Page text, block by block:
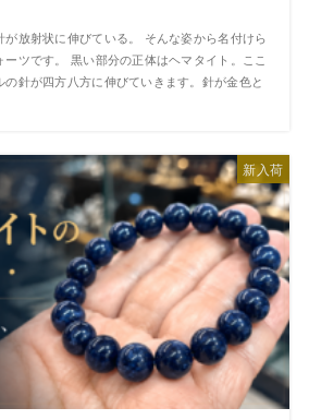
放射状に伸びている。 そんな姿から名付けら
ツです。 黒い部分の正体はヘマタイト。ここ
針が四方八方に伸びていきます。針が金色と
新入荷